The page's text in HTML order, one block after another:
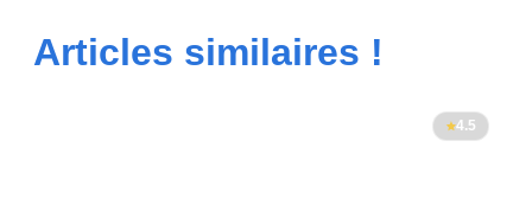
Articles similaires !
4.5